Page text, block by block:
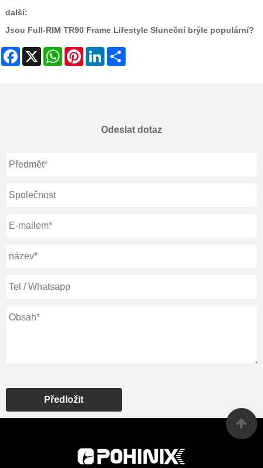
další:
Jsou Full-RIM TR90 Frame Lifestyle Sluneční brýle populární?
Facebook
X WhatsAppPinterestLinkedIn
Odeslat dotaz
Předložit